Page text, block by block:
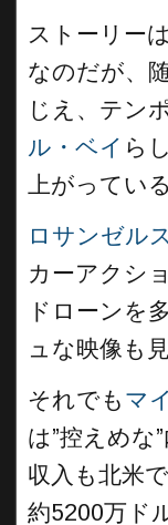
ストーリー
なのだが、
じえ、テン
ル・ベイ ら
上がっている
ロサンゼル
カーアクシ
ドローンを
ュな映像も
それでも マ
は”控えめな
収入も北米
約5200万ド